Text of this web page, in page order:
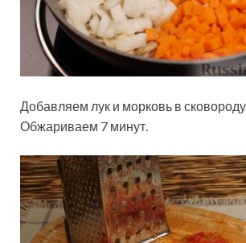
Добавляем лук и морковь в
Обжариваем 7 минут.